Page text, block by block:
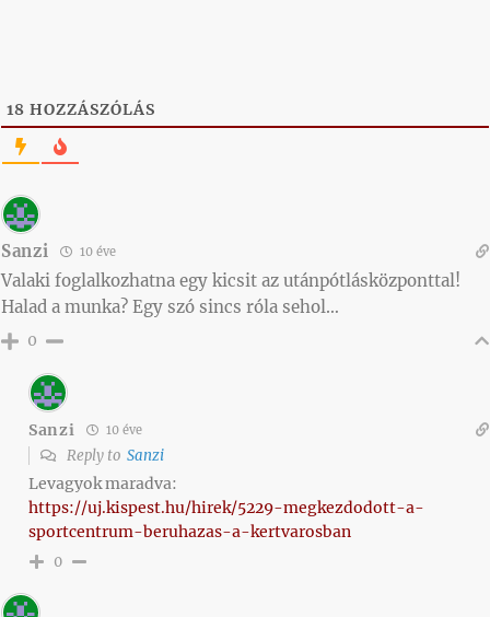
18 HOZZÁSZÓLÁS
Sanzi 10 éve
Valaki foglalkozhatna egy kicsit az utánpótlásközponttal!
Halad a munka? Egy szó sincs róla sehol…
0
Sanzi 10 éve
Reply to Sanzi
Levagyok maradva:
https://uj.kispest.hu/hirek/5229-megkezdodott-a-
sportcentrum-beruhazas-a-kertvarosban
0